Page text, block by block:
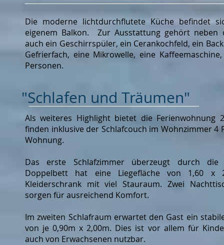
Die moderne lichtdurchflutete Küche befindet
eigenem Balkon. Zur Ausstattung gehört neben
auch ein Geschirrspüler, ein Cerankochfeld, ein
Gefrierfach, eine Mikrowelle, eine
Personen.
"Schlafen und Träumen"
Als weiteres Highlight bietet die Ferienwohnung
finden inklusive der Schlafcouch im Wohnzimmer 4
Wohnung.
Das erste Schlafzimmer überzeugt durch die
Doppelbett hat eine Liegefläche von 1,60 x
Kleiderschrank mit viel Stauraum. Zwei
sorgen für ausreichend Komfort.
Im zweiten Schlafraum erwartet den Gast ein
von je 0,90m x 2,00m. Dies ist vor allem für
auch von Erwachsenen nutzbar.